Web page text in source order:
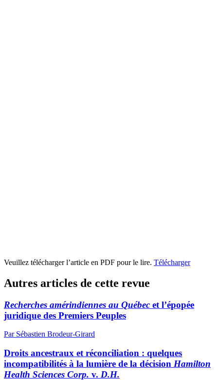
Veuillez télécharger l’article en PDF pour le lire. Télécharger
Autres articles de cette revue
Recherches amérindiennes au Québec et l’épopée
juridique des Premiers Peuples
Par Sébastien Brodeur-Girard
Droits ancestraux et réconciliation : quelques
incompatibilités à la lumière de la décision Hamilton
Health Sciences Corp. v. D.H.